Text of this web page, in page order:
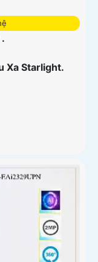
Xa Starlight.